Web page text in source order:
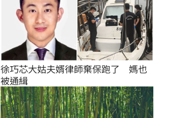
徐巧芯大姑夫婿律師棄保跑了　媽也
被通緝